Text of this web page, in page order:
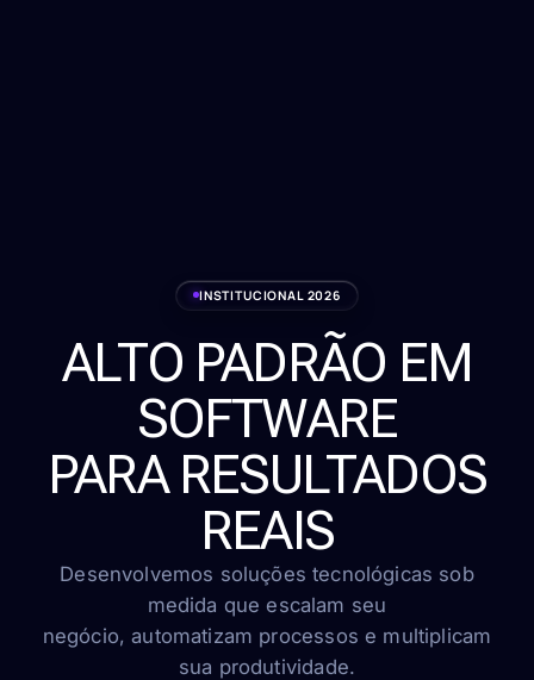
Serviços
Sobre
Clientes
Contato
INSTITUCIONAL 2026
ALTO PADRÃO EM
SOFTWARE
PARA RESULTADOS
REAIS
Desenvolvemos soluções tecnológicas sob
medida que escalam seu
negócio, automatizam processos e multiplicam
sua produtividade.